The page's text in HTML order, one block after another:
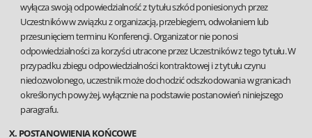
wyłącza swoją odpowiedzialność z tytułu szkód poniesionych przez
Uczestników w związku z organizacją, przebiegiem, odwołaniem lub
przesunięciem terminu Konferencji. Organizator nie ponosi
odpowiedzialności za korzyści utracone przez Uczestników z tego tytułu. W
przypadku zbiegu odpowiedzialności kontraktowej i z tytułu czynu
niedozwolonego, uczestnik może dochodzić odszkodowania w granicach
określonych powyżej, wyłącznie na podstawie postanowień niniejszego
paragrafu.
X. POSTANOWIENIA KOŃCOWE